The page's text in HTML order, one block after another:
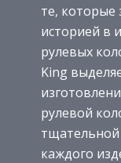
те, которые
историей в
рулевых
King
рулевой
каждого